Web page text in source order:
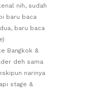
nih, sudah
baru baca
baru baca
Bangkok &
deh sama
narinya
stage &